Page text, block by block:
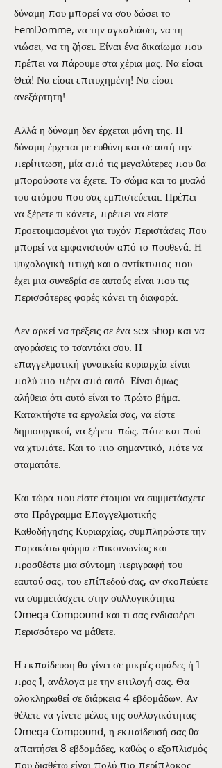
δύναμη που μπορεί να σου δώσει το
FemDomme, να την αγκαλιάσει, να τη
νιώσει, να τη ζήσει. Είναι ένα δικαίωμα που
πρέπει να πάρουμε στα χέρια μας. Να είσαι
Θεά! Να είσαι επιτυχημένη! Να είσαι
ανεξάρτητη!
Αλλά η δύναμη δεν έρχεται μόνη της. Η
δύναμη έρχεται με ευθύνη και σε αυτή την
περίπτωση, μία από τις μεγαλύτερες που θα
μπορούσατε να έχετε. Το σώμα και το μυαλό
του ατόμου που σας εμπιστεύεται. Πρέπει
να ξέρετε τι κάνετε, πρέπει να είστε
προετοιμασμένοι για τυχόν περιστάσεις που
μπορεί να εμφανιστούν από το πουθενά. Η
ψυχολογική πτυχή και ο αντίκτυπος που
έχει μια συνεδρία σε αυτούς είναι που τις
περισσότερες φορές κάνει τη διαφορά.
Δεν αρκεί να τρέξεις σε ένα sex shop και να
αγοράσεις το τσαντάκι σου. Η
επαγγελματική γυναικεία κυριαρχία είναι
πολύ πιο πέρα από αυτό. Είναι όμως
αλήθεια ότι αυτό είναι το πρώτο βήμα.
Κατακτήστε τα εργαλεία σας, να είστε
δημιουργικοί, να ξέρετε πώς, πότε και πού
να χτυπάτε. Και το πιο σημαντικό, πότε να
σταματάτε.
Και τώρα που είστε έτοιμοι να συμμετάσχετε
στο Πρόγραμμα Επαγγελματικής
Καθοδήγησης Κυριαρχίας, συμπληρώστε την
παρακάτω φόρμα επικοινωνίας και
προσθέστε μια σύντομη περιγραφή του
εαυτού σας, του επίπεδού σας, αν σκοπεύετε
να συμμετάσχετε στην συλλογικότητα
Omega Compound και τι σας ενδιαφέρει
περισσότερο να μάθετε.
Η εκπαίδευση θα γίνει σε μικρές ομάδες ή 1
προς 1, ανάλογα με την επιλογή σας. Θα
ολοκληρωθεί σε διάρκεια 4 εβδομάδων. Αν
θέλετε να γίνετε μέλος της συλλογικότητας
Omega Compound, η εκπαίδευσή σας θα
απαιτήσει 8 εβδομάδες, καθώς ο εξοπλισμός
που διαθέτω είναι πολύ πιο περίπλοκος